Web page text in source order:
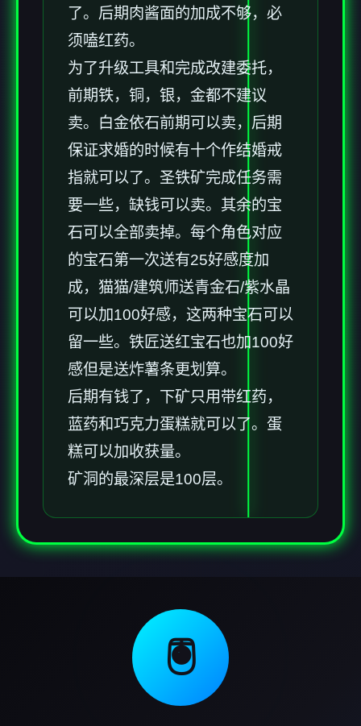
了。后期肉酱面的加成不够，必
须嗑红药。
为了升级工具和完成改建委托，
前期铁，铜，银，金都不建议
卖。白金依石前期可以卖，后期
保证求婚的时候有十个作结婚戒
指就可以了。圣铁矿完成任务需
要一些，缺钱可以卖。其余的宝
石可以全部卖掉。每个角色对应
的宝石第一次送有25好感度加
成，猫猫/建筑师送青金石/紫水晶
可以加100好感，这两种宝石可以
留一些。铁匠送红宝石也加100好
感但是送炸薯条更划算。
后期有钱了，下矿只用带红药，
蓝药和巧克力蛋糕就可以了。蛋
糕可以加收获量。
矿洞的最深层是100层。
🖲️